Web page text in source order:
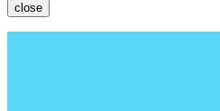
close